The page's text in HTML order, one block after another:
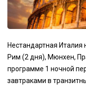
Нестандартная Италия
Рим (2 дня), Мюнхен,
программе 1 ночной
завтраками в